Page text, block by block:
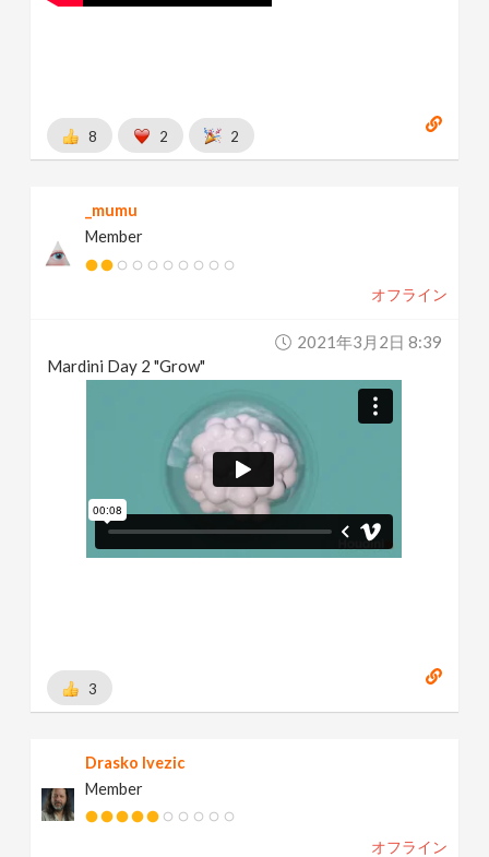
8 2 2
_mumu
Member
オフライン
2021年3月2日 8:39
Mardini Day 2 "Grow"
3
Drasko Ivezic
Member
オフライン